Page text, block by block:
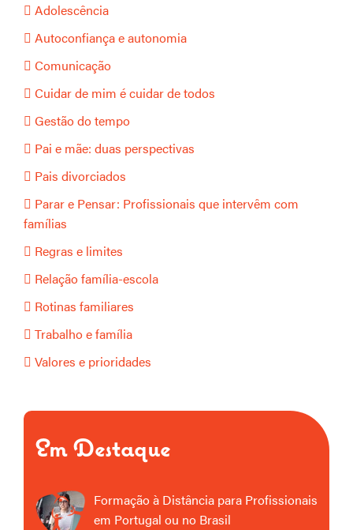
Adolescência
Autoconfiança e autonomia
Comunicação
Cuidar de mim é cuidar de todos
Gestão do tempo
Pai e mãe: duas perspectivas
Pais divorciados
Parar e Pensar: Profissionais que intervêm com
famílias
Regras e limites
Relação família-escola
Rotinas familiares
Trabalho e família
Valores e prioridades
Em Destaque
Formação à Distância para Profissionais
em Portugal ou no Brasil